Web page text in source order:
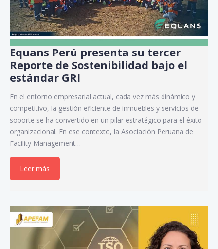
Equans Perú presenta su tercer
Reporte de Sostenibilidad bajo el
estándar GRI
En el entorno empresarial actual, cada vez más dinámico y
competitivo, la gestión eficiente de inmuebles y servicios de
soporte se ha convertido en un pilar estratégico para el éxito
organizacional. En ese contexto, la Asociación Peruana de
Facility Management…
Leer más